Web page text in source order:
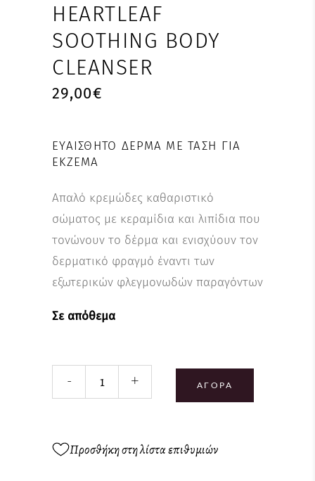
HEARTLEAF
SOOTHING BODY
CLEANSER
29,00€
ΕΥΑΊΣΘΗΤΟ ΔΈΡΜΑ ΜΕ ΤΆΣΗ ΓΙΑ
ΈΚΖΕΜΑ
Απαλό κρεμώδες καθαριστικό
σώματος με κεραμίδια και λιπίδια που
τονώνουν το δέρμα και ενισχύουν τον
δερματικό φραγμό έναντι των
εξωτερικών φλεγμονωδών παραγόντων
Σε απόθεμα
- + ΑΓΟΡΆ
Προσθήκη στη λίστα επιθυμιών